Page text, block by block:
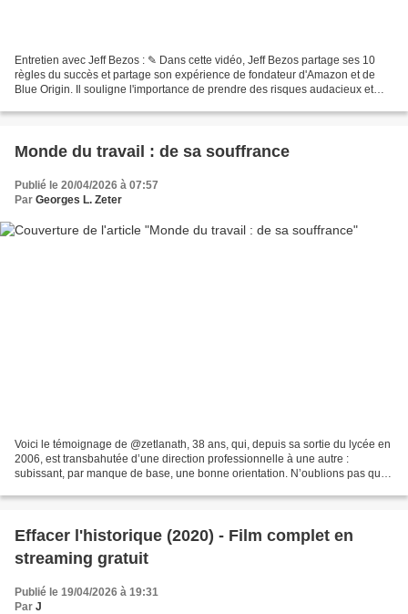
Entretien avec Jeff Bezos : ✎ Dans cette vidéo, Jeff Bezos partage ses 10
règles du succès et partage son expérience de fondateur d'Amazon et de
Blue Origin. Il souligne l'importance de prendre des risques audacieux et
Monde du travail : de sa souffrance
Publié le 20/04/2026 à 07:57
Par Georges L. Zeter
Voici le témoignage de @zetlanath, 38 ans, qui, depuis sa sortie du lycée en
2006, est transbahutée d’une direction professionnelle à une autre :
subissant, par manque de base, une bonne orientation. N’oublions pas que
Effacer l'historique (2020) - Film complet en
streaming gratuit
Publié le 19/04/2026 à 19:31
Par J